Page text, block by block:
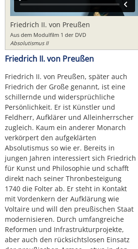
Friedrich II. von Preußen
Aus dem Modulfilm 1 der DVD
Absolutismus II
Friedrich II. von Preußen
Friedrich II. von Preußen, später auch
Friedrich der Große genannt, ist eine
schillernde und widersprüchliche
Persönlichkeit. Er ist Künstler und
Feldherr, Aufklärer und Alleinherrscher
zugleich. Kaum ein anderer Monarch
verkörpert den aufgeklärten
Absolutismus so wie er. Bereits in
jungen Jahren interessiert sich Friedrich
für Kunst und Philosophie und schafft
direkt nach seiner Thronbesteigung
1740 die Folter ab. Er steht in Kontakt
mit Vordenkern der Aufklärung wie
Voltaire und will den preußischen Staat
modernisieren. Durch umfangreiche
Reformen und Infrastrukturprojekte,
aber auch den rücksichtslosen Einsatz